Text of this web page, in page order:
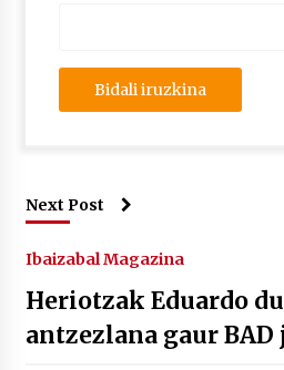
Next Post
Ibaizabal Magazina
Heriotzak Eduardo
antzezlana gaur